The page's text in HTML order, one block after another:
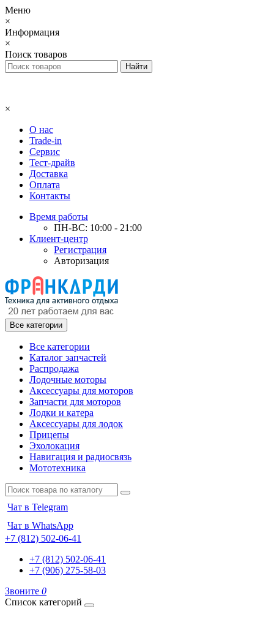
Меню
×
Информация
×
Поиск товаров
×
О нас
Trade-in
Сервис
Тест-драйв
Доставка
Оплата
Контакты
Время работы
ПН-ВС: 10:00 - 21:00
Клиент-центр
Регистрация
Авторизация
Все категории
Все категории
Каталог запчастей
Распродажа
Лодочные моторы
Аксессуары для моторов
Запчасти для моторов
Лодки и катера
Аксессуары для лодок
Прицепы
Эхолокация
Навигация и радиосвязь
Мототехника
Чат в Telegram
Чат в WhatsApp
+7 (812) 502-06-41
+7 (812) 502-06-41
+7 (906) 275-58-03
Звоните 0
Список категорий